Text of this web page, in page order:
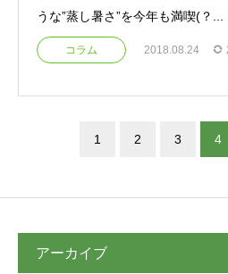
うな”蒸し暑さ”を今年も満喫(？...
コラム 2018.08.24
1 2 3 4
アーカイブ